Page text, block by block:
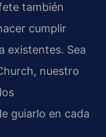
también
cumplir
existentes. Sea
nuestro
guiarlo en cada